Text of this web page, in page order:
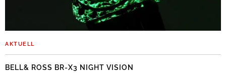
AKTUELL
BELL& ROSS BR-X3 NIGHT VISION